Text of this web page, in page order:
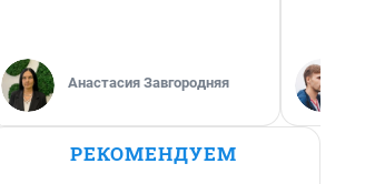
Анастасия Завгородняя
РЕКОМЕНДУЕМ